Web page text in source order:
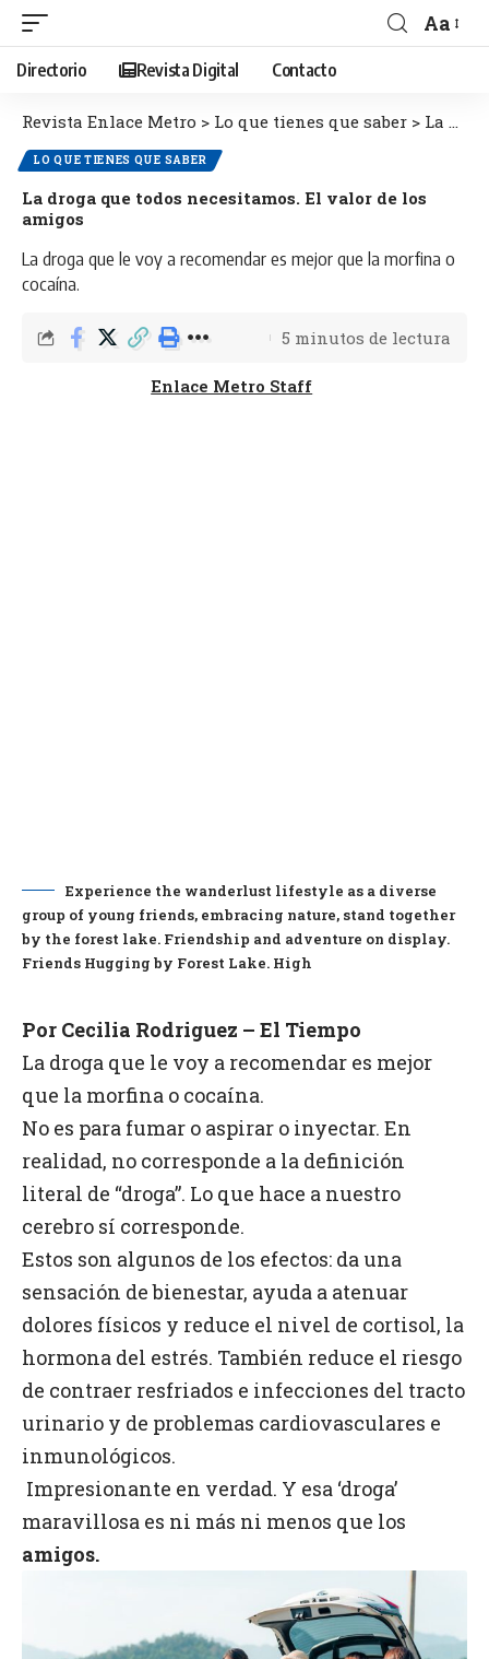
Aa
Directorio Revista Digital Contacto
Revista Enlace Metro > Lo que tienes que saber > La droga que todos necesitamos. El valor de los amigos
LO QUE TIENES QUE SABER
La droga que todos necesitamos. El valor de los
amigos
La droga que le voy a recomendar es mejor que la morfina o
cocaína.
Enlace Metro Staff
5 minutos de lectura
Experience the wanderlust lifestyle as a diverse
group of young friends, embracing nature, stand together
by the forest lake. Friendship and adventure on display.
Friends Hugging by Forest Lake. High
Por Cecilia Rodriguez – El Tiempo
La droga que le voy a recomendar es mejor
que la morfina o cocaína.
No es para fumar o aspirar o inyectar. En
realidad, no corresponde a la definición
literal de “droga”. Lo que hace a nuestro
cerebro sí corresponde.
Estos son algunos de los efectos: da una
sensación de bienestar, ayuda a atenuar
dolores físicos y reduce el nivel de cortisol, la
hormona del estrés. También reduce el riesgo
de contraer resfriados e infecciones del tracto
urinario y de problemas cardiovasculares e
inmunológicos.
Impresionante en verdad. Y esa ‘droga’
maravillosa es ni más ni menos que los
amigos.